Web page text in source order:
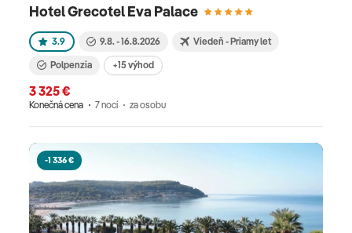
Hotel Grecotel Eva Palace
3.9 9.8. - 16.8.2026 Viedeň - Priamy let
Polpenzia +15 výhod
3 325 €
Konečná cena 7 nocí za osobu
-1 336 €